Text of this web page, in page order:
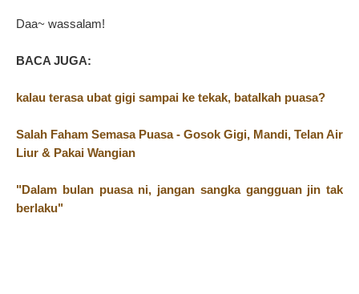
Daa~ wassalam!
BACA JUGA:
kalau terasa ubat gigi sampai ke tekak, batalkah puasa?
Salah Faham Semasa Puasa - Gosok Gigi, Mandi, Telan Air
Liur & Pakai Wangian
"Dalam bulan puasa ni, jangan sangka gangguan jin tak
berlaku"